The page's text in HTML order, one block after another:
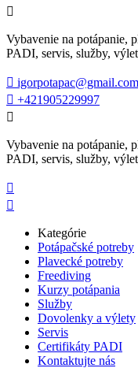

Vybavenie na potápanie,
PADI, servis, služby,
 igorpotapac@gmail.com
 +421905229997

Vybavenie na potápanie,
PADI, servis, služby,


Kategórie
Potápačské potreby
Plavecké potreby
Freediving
Kurzy potápania
Služby
Dovolenky a výlety
Servis
Certifikáty PADI
Kontaktujte nás